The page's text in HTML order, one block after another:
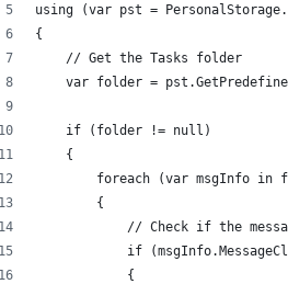
using (var pst =
{
    // Get the Tasks folder
var folder =
    if (folder != null)
    {
foreach (var msgInfo in
        {
// Check if the
if
            {